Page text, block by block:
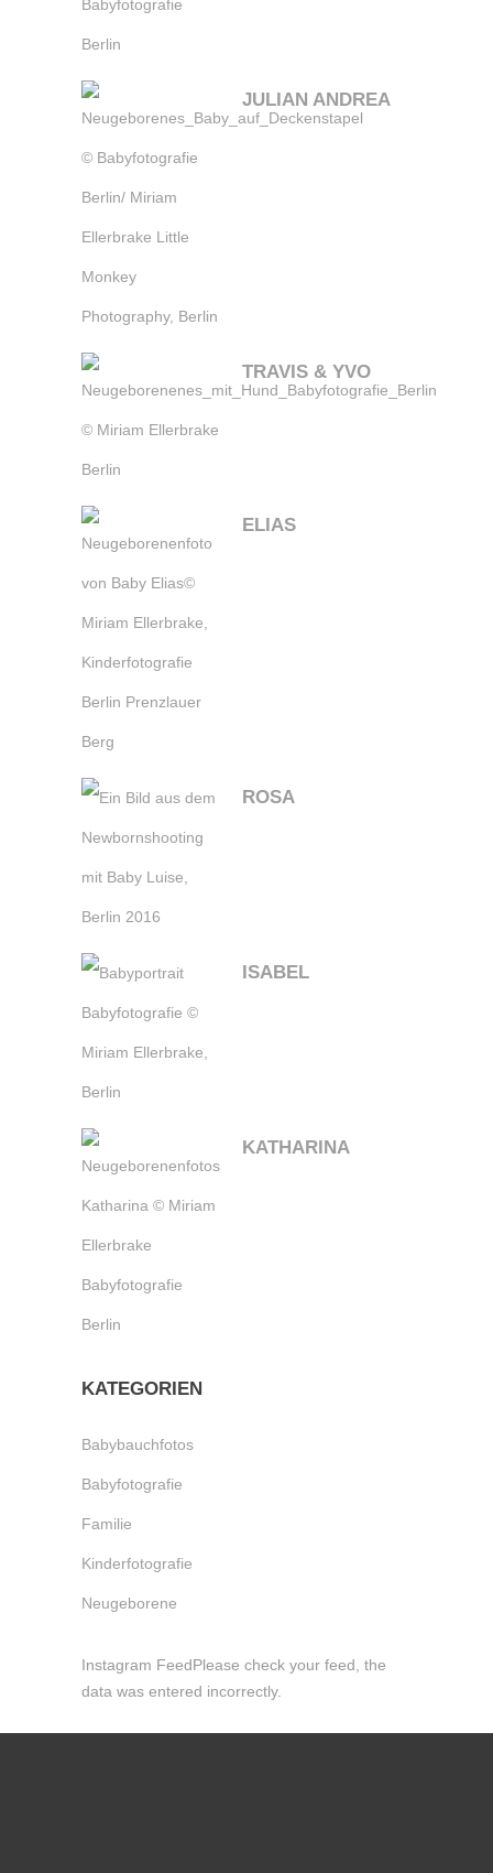
JULIAN ANDREA
TRAVIS & YVO
ELIAS
ROSA
ISABEL
KATHARINA
KATEGORIEN
Babybauchfotos
Babyfotografie
Familie
Kinderfotografie
Neugeborene
Instagram FeedPlease check your feed, the
data was entered incorrectly.